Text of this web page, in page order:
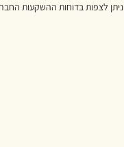
ניתן לצפות בדוחות ההשקעות